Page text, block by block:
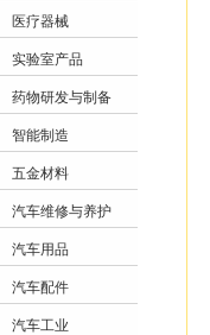
医疗器械
实验室产品
药物研发与制备
智能制造
五金材料
汽车维修与养护
汽车用品
汽车配件
汽车工业